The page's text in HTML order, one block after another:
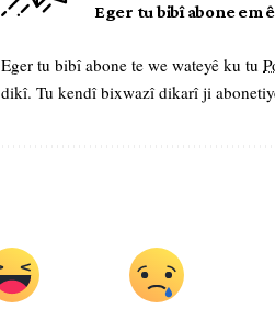
Eger tu bibî abone em
Eger tu bibî abone te we wateyê ku tu
dikî. Tu kendî bixwazî dikarî ji